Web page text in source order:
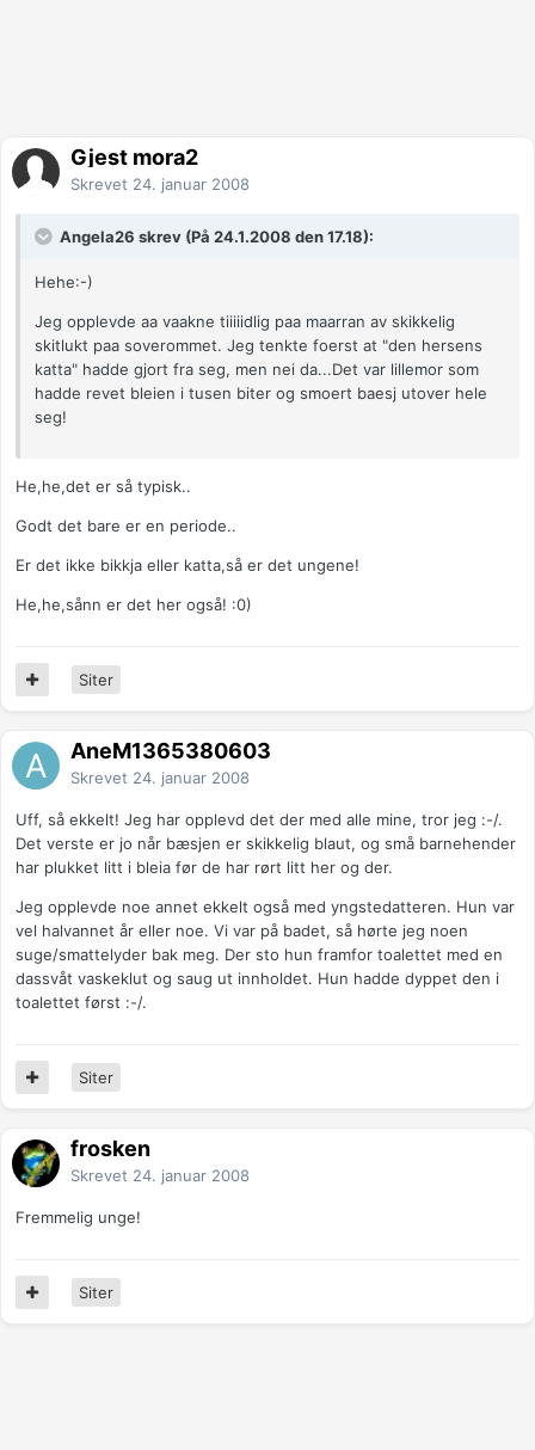
Gjest mora2
Skrevet 24. januar 2008
Angela26 skrev (På 24.1.2008 den 17.18):
Hehe:-)
Jeg opplevde aa vaakne tiiiiidlig paa maarran av skikkelig
skitlukt paa soverommet. Jeg tenkte foerst at "den hersens
katta" hadde gjort fra seg, men nei da...Det var lillemor som
hadde revet bleien i tusen biter og smoert baesj utover hele
seg!
He,he,det er så typisk..
Godt det bare er en periode..
Er det ikke bikkja eller katta,så er det ungene!
He,he,sånn er det her også! :0)
Siter
AneM1365380603
Skrevet 24. januar 2008
Uff, så ekkelt! Jeg har opplevd det der med alle mine, tror jeg :-/.
Det verste er jo når bæsjen er skikkelig blaut, og små barnehender
har plukket litt i bleia før de har rørt litt her og der.
Jeg opplevde noe annet ekkelt også med yngstedatteren. Hun var
vel halvannet år eller noe. Vi var på badet, så hørte jeg noen
suge/smattelyder bak meg. Der sto hun framfor toalettet med en
dassvåt vaskeklut og saug ut innholdet. Hun hadde dyppet den i
toalettet først :-/.
Siter
frosken
Skrevet 24. januar 2008
Fremmelig unge!
Siter